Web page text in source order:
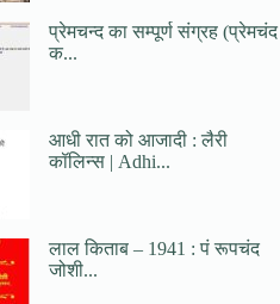
प्रेमचन्द का सम्पूर्ण संग्रह (प्रेमचंद
क...
आधी रात को आजादी : लैरी
कॉलिन्स | Adhi...
लाल किताब – 1941 : पं रूपचंद
जोशी...